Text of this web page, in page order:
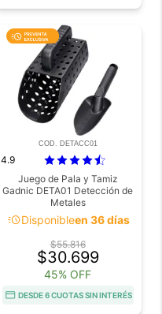
COD. DETACC01
4.9
Juego de Pala y Tamiz
Gadnic DETA01 Detección de
Metales
acuteDisponibleen 36 días
$55.816
$30.699
45% OFF
DESDE 6 CUOTAS SIN INTERÉS